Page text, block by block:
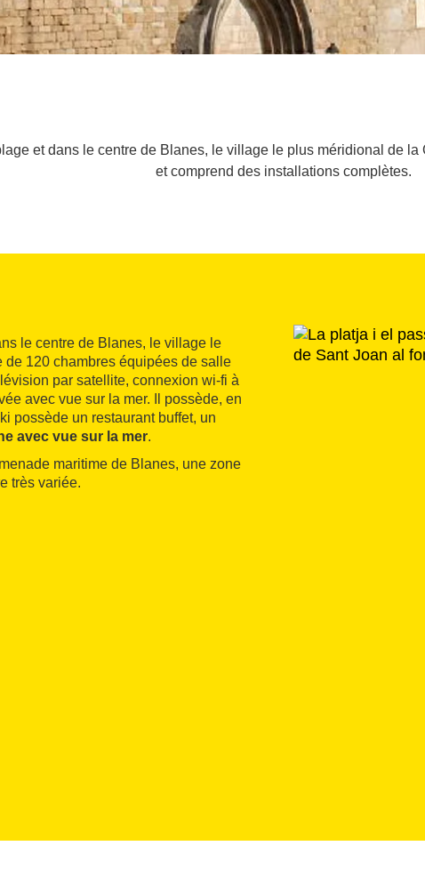
et dans le centre de Blanes, le village le plus méridional de
et comprend des installations complètes.
le centre de Blanes, le village le
120 chambres équipées de salle
par satellite, connexion wi-fi à
avec vue sur la mer. Il possède, en
possède un restaurant buffet, un
avec vue sur la mer.
maritime de Blanes, une zone
très variée.